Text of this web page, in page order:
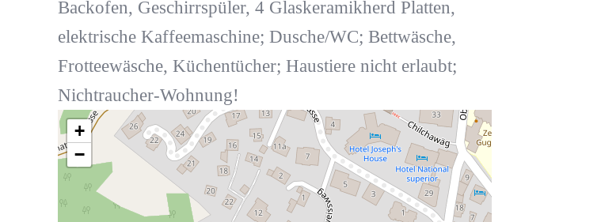
Backofen, Geschirrspüler, 4 Glaskeramikherd Platten,
elektrische Kaffeemaschine; Dusche/WC; Bettwäsche,
Frotteewäsche, Küchentücher; Haustiere nicht erlaubt;
Nichtraucher-Wohnung!
+
−